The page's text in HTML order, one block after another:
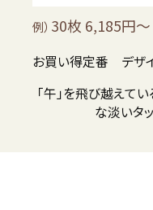
例） 30枚 6,185円～
お買い得定番 デザ
「午」を飛び越えてい
な淡いタ